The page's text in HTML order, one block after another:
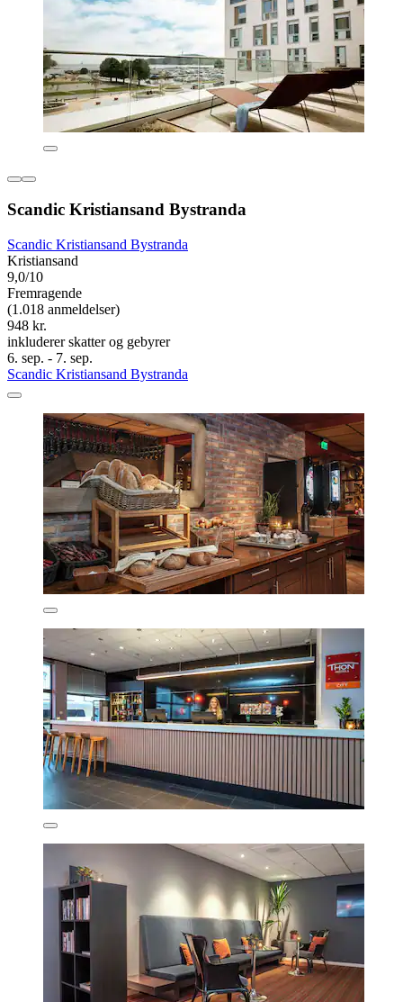
Scandic Kristiansand Bystranda
Scandic Kristiansand Bystranda
Kristiansand
9,0/10
Fremragende
(1.018 anmeldelser)
948 kr.
inkluderer skatter og gebyrer
6. sep. - 7. sep.
Scandic Kristiansand Bystranda